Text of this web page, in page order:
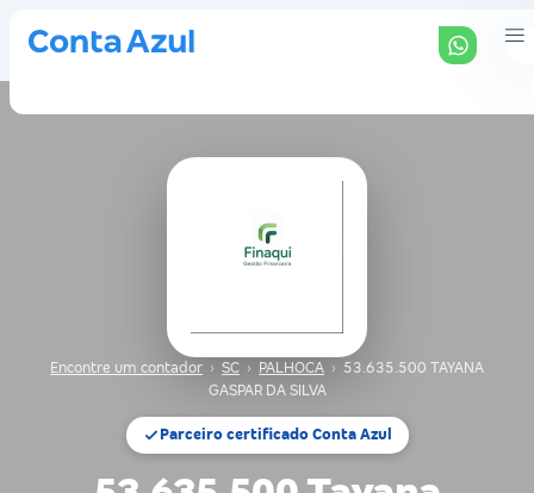
Encontre um contador › SC › PALHOCA › 53.635.500 TAYANA
GASPAR DA SILVA
Parceiro certificado Conta Azul